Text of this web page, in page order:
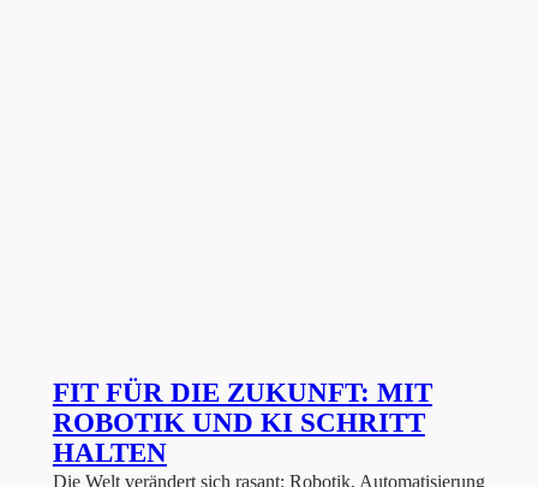
FIT FÜR DIE ZUKUNFT: MIT
ROBOTIK UND KI SCHRITT
HALTEN
Die Welt verändert sich rasant: Robotik, Automatisierung